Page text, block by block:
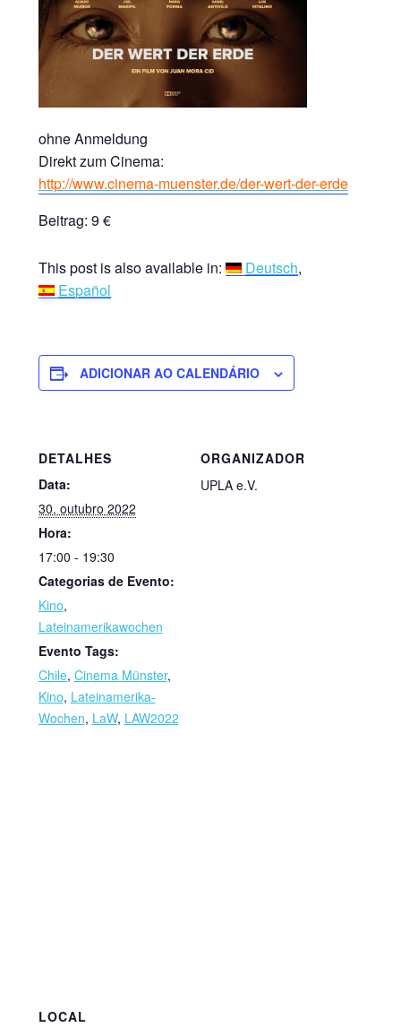
ohne Anmeldung
Direkt zum Cinema:
http://www.cinema-muenster.de/der-wert-der-erde
Beitrag: 9 €
This post is also available in:
Deutsch
Español
ADICIONAR AO CALENDÁRIO
DETALHES
Data:
30. outubro 2022
Hora:
17:00 - 19:30
Categorias de Evento:
Kino,
Lateinamerikawochen
Evento Tags:
Chile, Cinema Münster,
Kino, Lateinamerika-
Wochen, LaW, LAW2022
ORGANIZADOR
UPLA e.V.
LOCAL